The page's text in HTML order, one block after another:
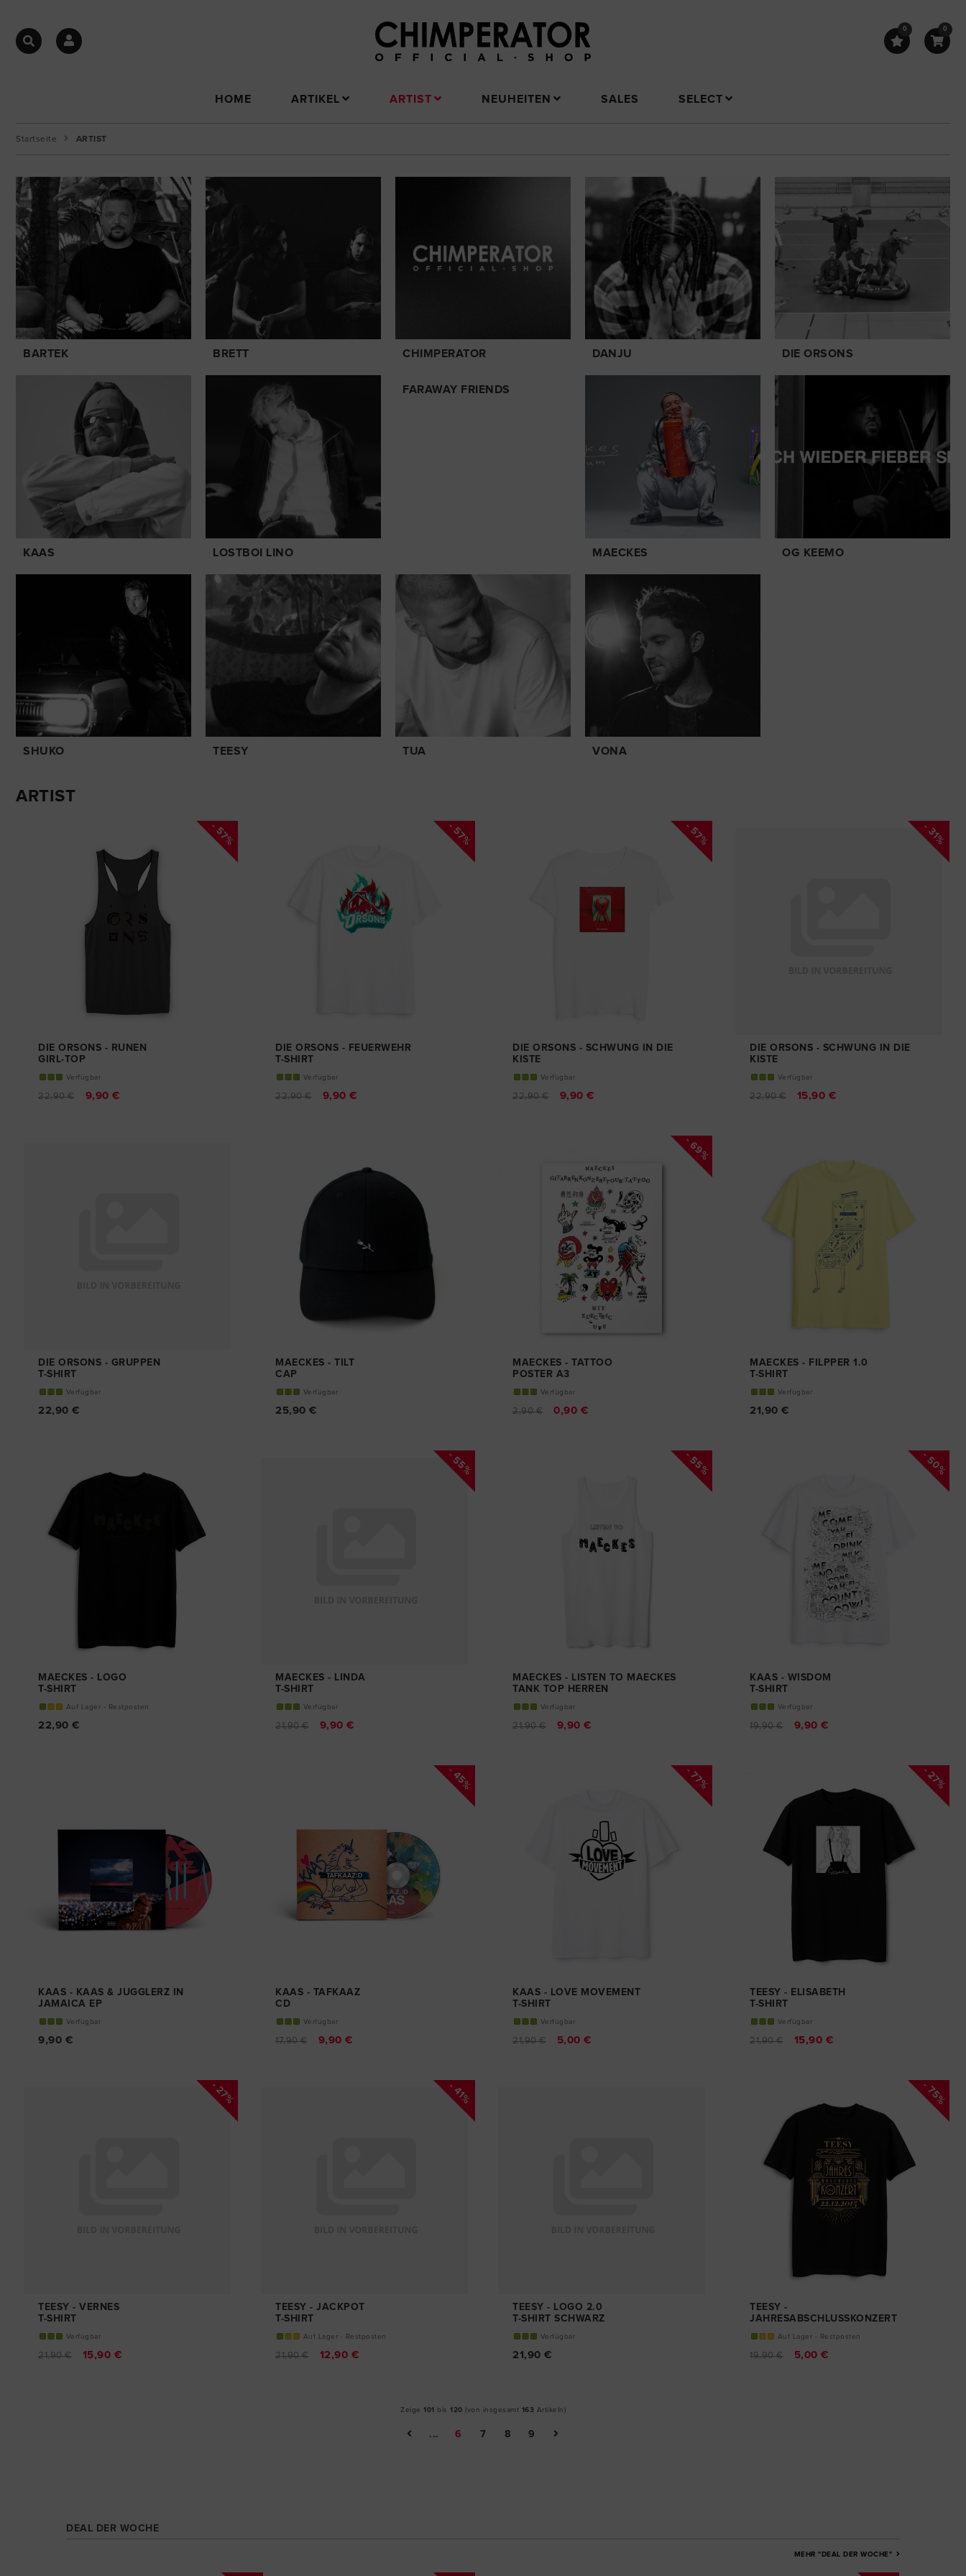
0 0
HOME ARTIKEL ARTIST NEUHEITEN SALES SELECT
Startseite ARTIST
BARTEK BRETT CHIMPERATOR DANJU DIE ORSONS
KAAS LOSTBOI LINO
FARAWAY FRIENDS
MAECKES OG KEEMO
SHUKO TEESY TUA VONA
ARTIST
DIE ORSONS - RUNEN
GIRL-TOP
Verfügbar
22,90 € 9,90 €
- 57%
DIE ORSONS - FEUERWEHR
T-SHIRT
Verfügbar
22,90 € 9,90 €
- 57%
DIE ORSONS - SCHWUNG IN DIE
KISTE
Verfügbar
22,90 € 9,90 €
- 57%
DIE ORSONS - SCHWUNG IN DIE
KISTE
Verfügbar
22,90 € 15,90 €
- 31%
DIE ORSONS - GRUPPEN
T-SHIRT
Verfügbar
22,90 €
MAECKES - TILT
CAP
Verfügbar
25,90 €
MAECKES - TATTOO
POSTER A3
Verfügbar
2,90 € 0,90 €
- 69%
MAECKES - FILPPER 1.0
T-SHIRT
Verfügbar
21,90 €
MAECKES - LOGO
T-SHIRT
Auf Lager - Restposten
22,90 €
MAECKES - LINDA
T-SHIRT
Verfügbar
21,90 € 9,90 €
- 55%
MAECKES - LISTEN TO MAECKES
TANK TOP HERREN
Verfügbar
21,90 € 9,90 €
- 55%
KAAS - WISDOM
T-SHIRT
Verfügbar
19,90 € 9,90 €
- 50%
KAAS - KAAS & JUGGLERZ IN
JAMAICA EP
Verfügbar
9,90 €
KAAS - TAFKAAZ
CD
Verfügbar
17,90 € 9,90 €
- 45%
KAAS - LOVE MOVEMENT
T-SHIRT
Verfügbar
21,90 € 5,00 €
- 77%
TEESY - ELISABETH
T-SHIRT
Verfügbar
21,90 € 15,90 €
- 27%
TEESY - VERNES
T-SHIRT
Verfügbar
21,90 € 15,90 €
- 27%
TEESY - JACKPOT
T-SHIRT
Auf Lager - Restposten
21,90 € 12,90 €
- 41%
TEESY - LOGO 2.0
T-SHIRT SCHWARZ
Verfügbar
21,90 €
TEESY -
JAHRESABSCHLUSSKONZERT
Auf Lager - Restposten
19,90 € 5,00 €
- 75%
Zeige 101 bis 120 (von insgesamt 163 Artikeln)
... 6 7 8 9
DEAL DER WOCHE
MEHR "DEAL DER WOCHE"